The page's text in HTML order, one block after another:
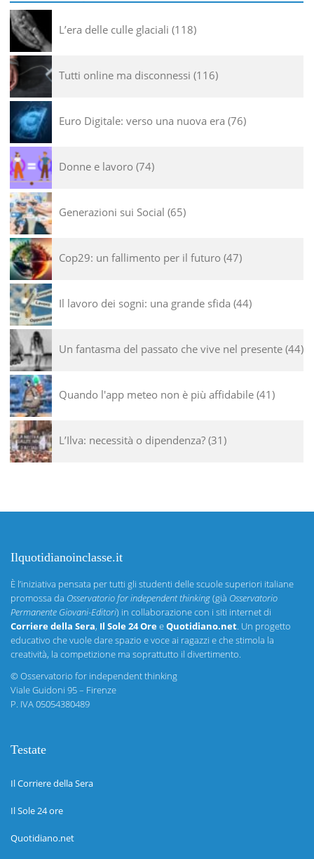
L’era delle culle glaciali 118
Tutti online ma disconnessi 116
Euro Digitale: verso una nuova era 76
Donne e lavoro 74
Generazioni sui Social 65
Cop29: un fallimento per il futuro 47
Il lavoro dei sogni: una grande sfida 44
Un fantasma del passato che vive nel presente 44
Quando l'app meteo non è più affidabile 41
L’Ilva: necessità o dipendenza? 31
Ilquotidianoinclasse.it
È l’iniziativa pensata per tutti gli studenti delle scuole superiori italiane
promossa da Osservatorio for independent thinking(già Osservatorio
Permanente Giovani-Editori) in collaborazione con i siti internet di
Corriere della Sera, Il Sole 24 OreeQuotidiano.net. Un progetto
educativo che vuole dare spazio e voce ai ragazzi e che stimola la
creatività, la competizione ma soprattutto il divertimento.
©Osservatorio for independent thinking
Viale Guidoni 95 – Firenze
P. IVA 05054380489
Testate
Il Corriere della Sera
Il Sole 24 ore
Quotidiano.net